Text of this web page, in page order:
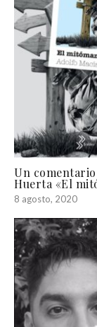
Un
Huerta «El
8 agosto, 2020